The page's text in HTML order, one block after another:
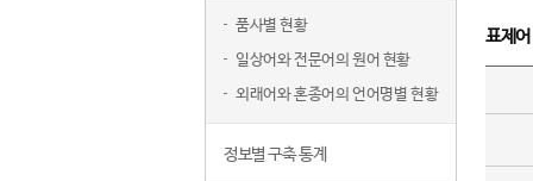
품사별 현황
일상어와 전문어의 원어 현황
외래어와 혼종어의 언어명별 현황
정보별 구축 통계
표제